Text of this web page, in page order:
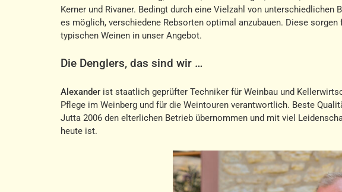
Kerner und Rivaner. Bedingt durch eine Vielzahl von unterschiedlichen
es möglich, verschiedene Rebsorten optimal anzubauen. Diese
typischen Weinen in unser Angebot.
Die Denglers, das sind wir …
Alexander ist staatlich geprüfter Techniker für Weinbau und
Pflege im Weinberg und für die Weintouren verantwortlich. Beste
Jutta 2006 den elterlichen Betrieb übernommen und mit viel
heute ist.